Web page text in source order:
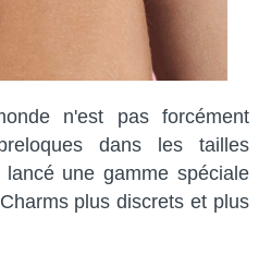
n'est pas forcément
dans les tailles
une gamme spéciale
plus discrets et plus